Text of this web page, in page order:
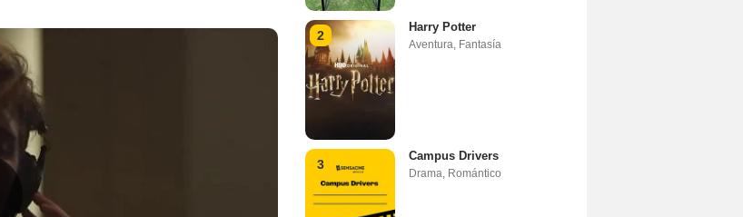
2
Harry Potter
Aventura Fantasía
3
Campus Drivers
Drama Romántico